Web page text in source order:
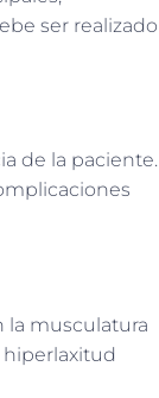
ser realizado
de la paciente.
la musculatura